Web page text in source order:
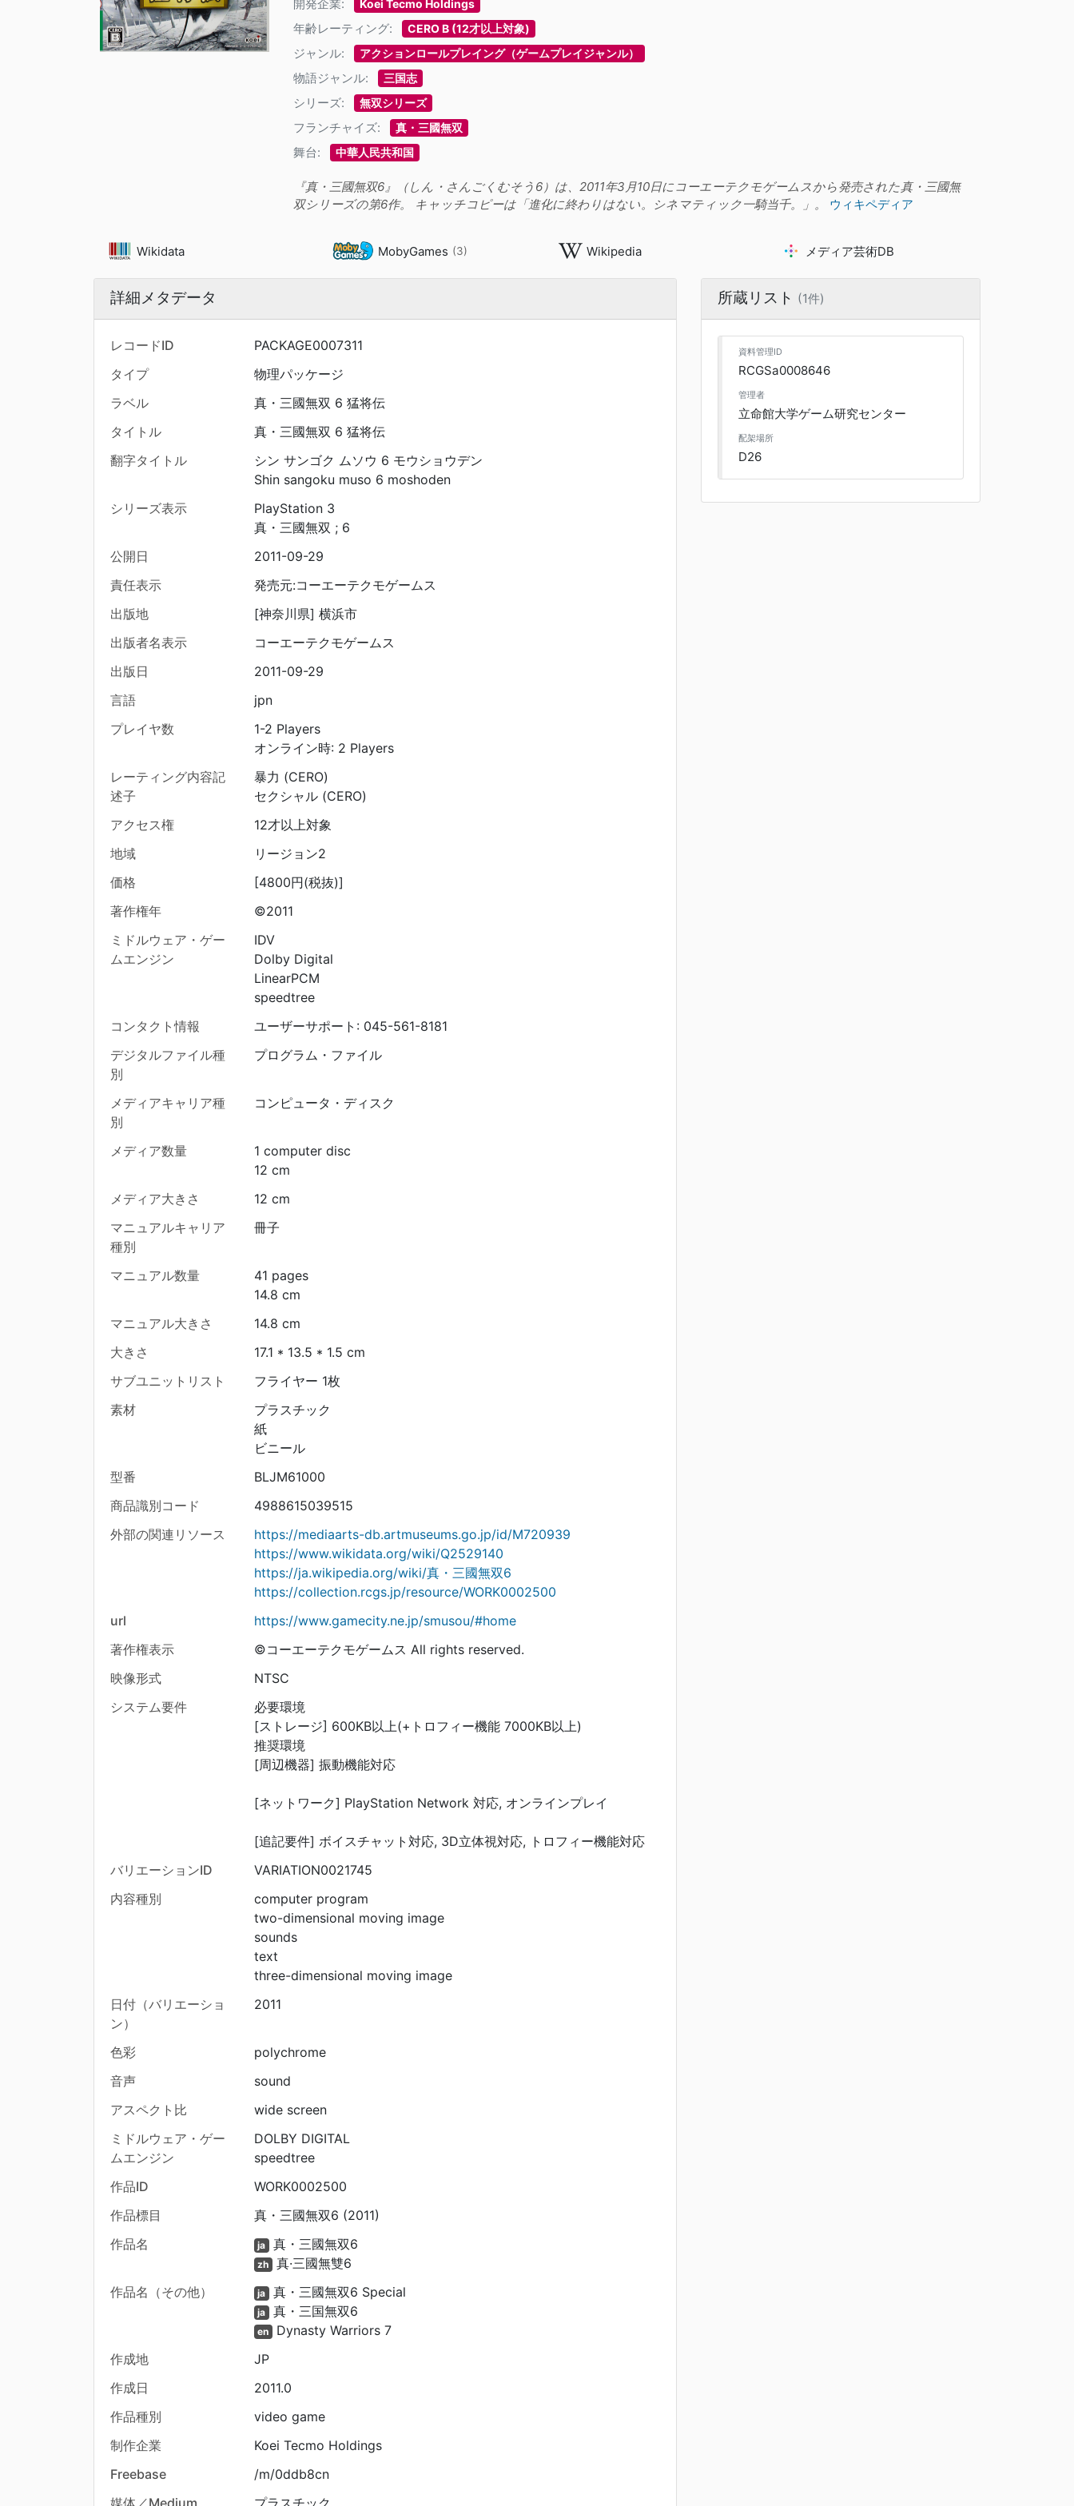
開発企業: Koei Tecmo Holdings
年齢レーティング: CERO B (12才以上対象)
ジャンル: アクションロールプレイング（ゲームプレイジャンル）
物語ジャンル: 三国志
シリーズ: 無双シリーズ
フランチャイズ: 真・三國無双
舞台: 中華人民共和国
『真・三國無双6』（しん・さんごくむそう6）は、2011年3月10日にコーエーテクモゲームスから発売された真・三國無
双シリーズの第6作。 キャッチコピーは「進化に終わりはない。シネマティック一騎当千。」。 ウィキペディア
Wikidata MobyGames (3) Wikipedia メディア芸術DB
詳細メタデータ
レコードID
PACKAGE0007311
タイプ
物理パッケージ
ラベル
真・三國無双 6 猛将伝
タイトル
真・三國無双 6 猛将伝
翻字タイトル
シン サンゴク ムソウ 6 モウショウデン
Shin sangoku muso 6 moshoden
シリーズ表示
PlayStation 3
真・三國無双 ; 6
公開日
2011-09-29
責任表示
発売元:コーエーテクモゲームス
出版地
[神奈川県] 横浜市
出版者名表示
コーエーテクモゲームス
出版日
2011-09-29
言語
jpn
プレイヤ数
1-2 Players
オンライン時: 2 Players
レーティング内容記
述子
暴力 (CERO)
セクシャル (CERO)
アクセス権
12才以上対象
地域
リージョン2
価格
[4800円(税抜)]
著作権年
©2011
ミドルウェア・ゲー
ムエンジン
IDV
Dolby Digital
LinearPCM
speedtree
コンタクト情報
ユーザーサポート: 045-561-8181
デジタルファイル種
別
プログラム・ファイル
メディアキャリア種
別
コンピュータ・ディスク
メディア数量
1 computer disc
12 cm
メディア大きさ
12 cm
マニュアルキャリア
種別
冊子
マニュアル数量
41 pages
14.8 cm
マニュアル大きさ
14.8 cm
大きさ
17.1 * 13.5 * 1.5 cm
サブユニットリスト
フライヤー 1枚
素材
プラスチック
紙
ビニール
型番
BLJM61000
商品識別コード
4988615039515
外部の関連リソース
https://mediaarts-db.artmuseums.go.jp/id/M720939
https://www.wikidata.org/wiki/Q2529140
https://ja.wikipedia.org/wiki/真・三國無双6
https://collection.rcgs.jp/resource/WORK0002500
url
https://www.gamecity.ne.jp/smusou/#home
著作権表示
©コーエーテクモゲームス All rights reserved.
映像形式
NTSC
システム要件
必要環境
[ストレージ] 600KB以上(+トロフィー機能 7000KB以上)
推奨環境
[周辺機器] 振動機能対応
[ネットワーク] PlayStation Network 対応, オンラインプレイ
[追記要件] ボイスチャット対応, 3D立体視対応, トロフィー機能対応
バリエーションID
VARIATION0021745
内容種別
computer program
two-dimensional moving image
sounds
text
three-dimensional moving image
日付（バリエーショ
ン）
2011
色彩
polychrome
音声
sound
アスペクト比
wide screen
ミドルウェア・ゲー
ムエンジン
DOLBY DIGITAL
speedtree
作品ID
WORK0002500
作品標目
真・三國無双6 (2011)
作品名
ja 真・三國無双6
zh
真·三國無雙6
作品名（その他）
ja 真・三國無双6 Special
ja 真・三国無双6
en
Dynasty Warriors 7
作成地
JP
作成日
2011.0
作品種別
video game
制作企業
Koei Tecmo Holdings
Freebase
/m/0ddb8cn
媒体／Medium
プラスチック
所蔵リスト (1件)
資料管理ID
RCGSa0008646
管理者
立命館大学ゲーム研究センター
配架場所
D26